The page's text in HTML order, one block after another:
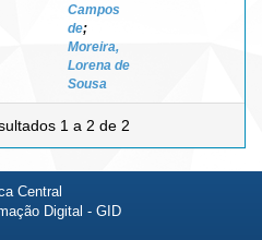
Campos
de;
Moreira,
Lorena de
Sousa
1 a 2 de 2
Central
Digital - GID